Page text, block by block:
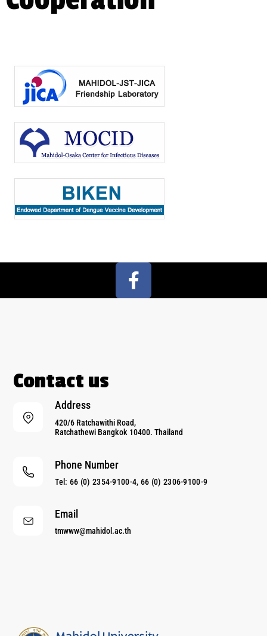
Contact us
Address
420/6 Ratchawithi Road,
Ratchathewi Bangkok 10400. Thailand
Phone Number
Tel: 66 (0) 2354-9100-4, 66 (0) 2306-9100-9
Email
tmwww@mahidol.ac.th